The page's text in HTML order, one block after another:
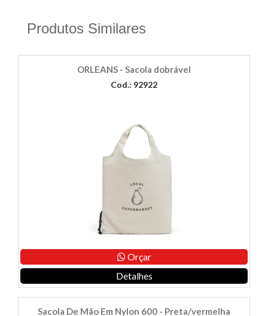
Produtos Similares
ORLEANS - Sacola dobrável
Cod.: 92922
Orçar
Detalhes
Sacola De Mão Em Nylon 600 - Preta/vermelha